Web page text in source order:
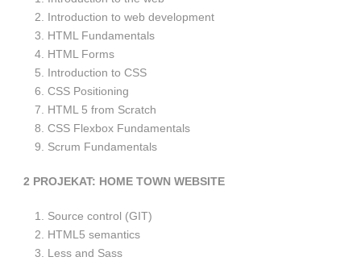
Introduction to web development
HTML Fundamentals
HTML Forms
Introduction to CSS
CSS Positioning
HTML 5 from Scratch
CSS Flexbox Fundamentals
Scrum Fundamentals
2 PROJEKAT: HOME TOWN WEBSITE
Source control (GIT)
HTML5 semantics
Less and Sass